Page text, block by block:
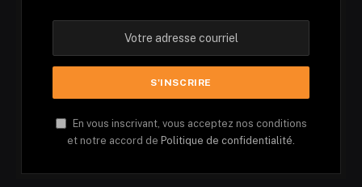
En vous inscrivant, vous acceptez nos conditions
et notre accord de Politique de confidentialité.